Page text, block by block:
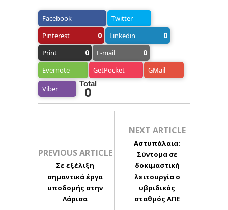
Facebook
Twitter
Pinterest
0 Linkedin 0
Print 0 E-mail 0
Evernote GetPocket GMail
Viber
Total
0
PREVIOUS ARTICLE
Σε εξέλιξη
σημαντικά έργα
υποδομής στην
Λάρισα
NEXT ARTICLE
Αστυπάλαια:
Σύντομα σε
δοκιμαστική
λειτουργία ο
υβριδικός
σταθμός ΑΠΕ